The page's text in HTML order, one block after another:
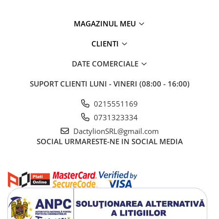
individuali care detin mai multe vehicule, cat si pentru service-uri
ateliere de intretinere. Cantitatea mare asigura disponibilitatea
MAGAZINUL MEU
CLIENTI
DATE COMERCIALE
SUPORT CLIENTI LUNI - VINERI (08:00 - 16:00)
0215551169
0731323334
DactylionSRL@gmail.com
SOCIAL URMARESTE-NE IN SOCIAL MEDIA